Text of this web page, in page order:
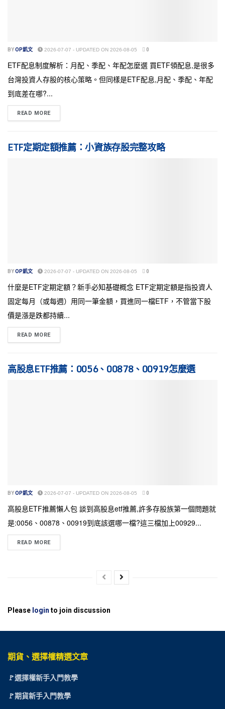
BYOP凱文 2026-07-07 - UPDATED ON 2026-08-05 0
ETF配息制度解析：月配、季配、年配怎麼選 買ETF領配息,是很多
台灣投資人存股的核心策略。但同樣是ETF配息,月配、季配、年配
到底差在哪?...
READ MORE
ETF定期定額推薦：小資族存股完整攻略
BYOP凱文 2026-07-07 - UPDATED ON 2026-08-05 0
什麼是ETF定期定額？新手必知基礎概念 ETF定期定額是指投資人
固定每月（或每週）用同一筆金額，買進同一檔ETF，不管當下股
價是漲是跌都持續...
READ MORE
高股息ETF推薦：0056、00878、00919怎麼選
BYOP凱文 2026-07-07 - UPDATED ON 2026-08-05 0
高股息ETF推薦懶人包 談到高股息etf推薦,許多存股族第一個問題就
是:0056、00878、00919到底該選哪一檔?這三檔加上00929...
READ MORE
Please login to join discussion
期貨、選擇權精選文章
🚩選擇權新手入門教學
🚩期貨新手入門教學